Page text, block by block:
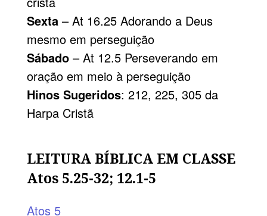
Sexta – At 16.25 Adorando a Deus
mesmo em perseguição
Sábado – At 12.5 Perseverando em
oração em meio à perseguição
Hinos Sugeridos: 212, 225, 305 da
Harpa Cristã
LEITURA BÍBLICA EM CLASSE
Atos 5.25-32; 12.1-5
Atos 5